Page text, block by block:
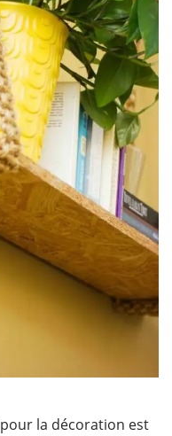
pour la décoration est